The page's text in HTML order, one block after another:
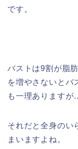
です。
バストは9割が脂
を増やさないとバ
も一理ありますが
それだと全身のい
まいますよね。